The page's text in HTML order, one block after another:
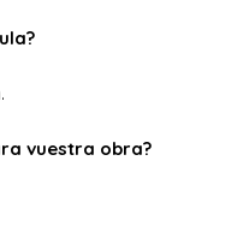
vuestra obra?